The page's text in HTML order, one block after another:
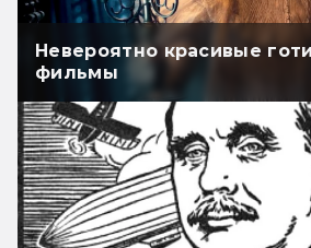
Невероятно красивые
фильмы